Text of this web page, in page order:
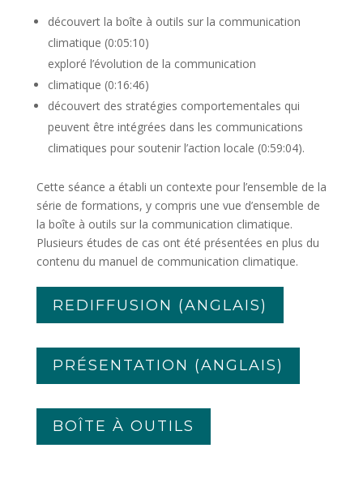
découvert la boîte à outils sur la communication
climatique (0:05:10)
exploré l’évolution de la communication
climatique (0:16:46)
découvert des stratégies comportementales qui
peuvent être intégrées dans les communications
climatiques pour soutenir l’action locale (0:59:04).
Cette séance a établi un contexte pour l’ensemble de la
série de formations, y compris une vue d’ensemble de
la boîte à outils sur la communication climatique.
Plusieurs études de cas ont été présentées en plus du
contenu du manuel de communication climatique.
REDIFFUSION (ANGLAIS)
PRÉSENTATION (ANGLAIS)
BOÎTE À OUTILS